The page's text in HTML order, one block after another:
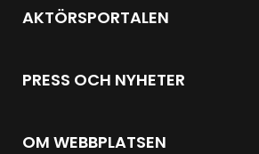
AKTÖRSPORTALEN
PRESS OCH NYHETER
OM WEBBPLATSEN